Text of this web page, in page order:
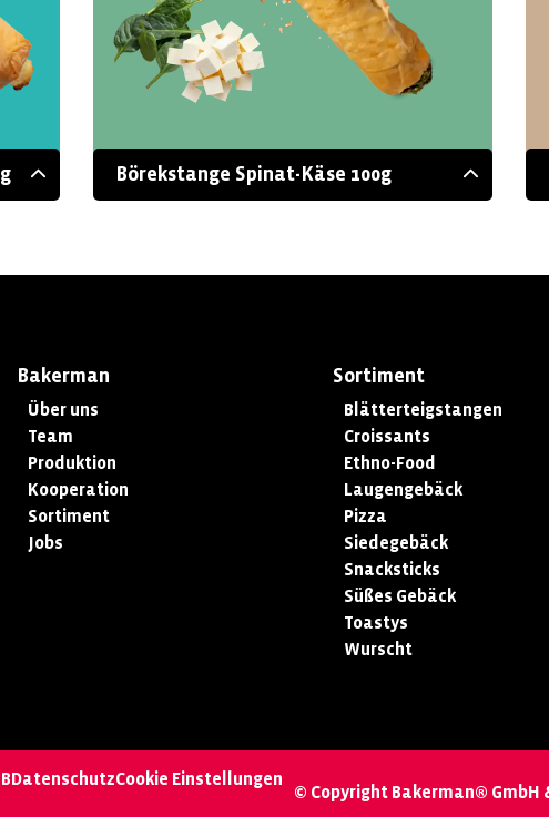
Börekstange Spinat-Käse 100g
Bakerman
Über uns
Team
Produktion
Kooperation
Sortiment
Jobs
Sortiment
Blätterteigstangen
Croissants
Ethno-Food
Laugengebäck
Pizza
Siedegebäck
Snacksticks
Süßes Gebäck
Toastys
Wurscht
DatenschutzCookie Einstellungen
© Copyright Bakerman® GmbH